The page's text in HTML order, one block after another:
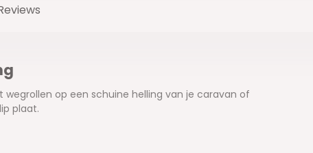
op een schuine helling van je caravan of
plaat.